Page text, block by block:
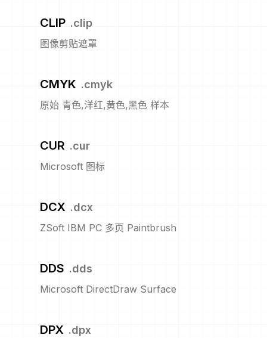
CLIP .clip
图像剪贴遮罩
CMYK .cmyk
原始 青色,洋红,黄色,黑色 样本
CUR .cur
Microsoft 图标
DCX .dcx
ZSoft IBM PC 多页 Paintbrush
DDS .dds
Microsoft DirectDraw Surface
DPX .dpx